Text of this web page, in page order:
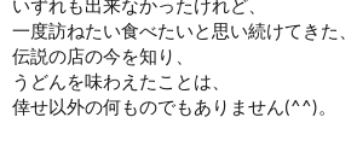
一度訪ねたい食べたいと思い続けてきた、
伝説の店の今を知り、
うどんを味わえたことは、
倖せ以外の何ものでもありません(^^)。